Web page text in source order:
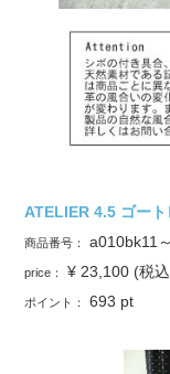
ATELIER 4.5 ゴー
商品番号： a010bk11
price： ¥ 23,100 (税
ポイント： 693 pt